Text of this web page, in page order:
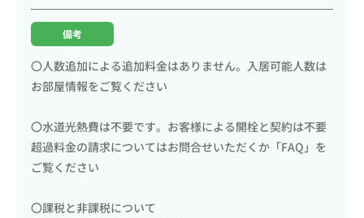
備考
〇人数追加による追加料金はありません。入居可能人数は
お部屋情報をご覧ください
〇水道光熱費は不要です。お客様による開栓と契約は不要
超過料金の請求についてはお問合せいただくか「FAQ」を
ご覧ください
〇課税と非課税について